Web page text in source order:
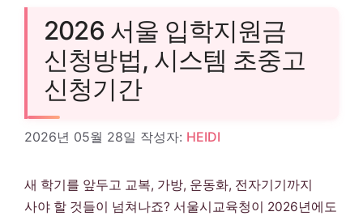
2026 서울 입학지원금
신청방법, 시스템 초중고
신청기간
2026년 05월 28일 작성자: HEIDI
새 학기를 앞두고 교복, 가방, 운동화, 전자기기까지
사야 할 것들이 넘쳐나죠? 서울시교육청이 2026년에도